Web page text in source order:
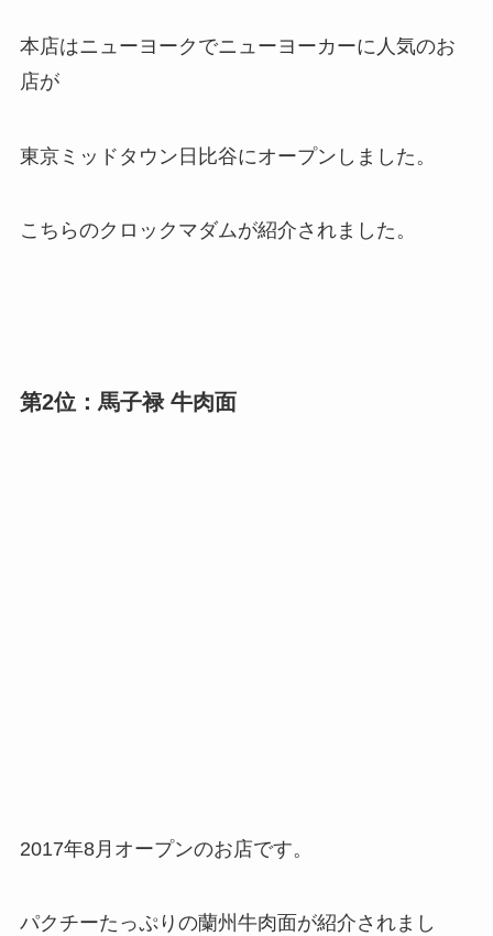
本店はニューヨークでニューヨーカーに人気のお
店が
東京ミッドタウン日比谷にオープンしました。
こちらのクロックマダムが紹介されました。
第2位：馬子禄 牛肉面
2017年8月オープンのお店です。
パクチーたっぷりの蘭州牛肉面が紹介されまし